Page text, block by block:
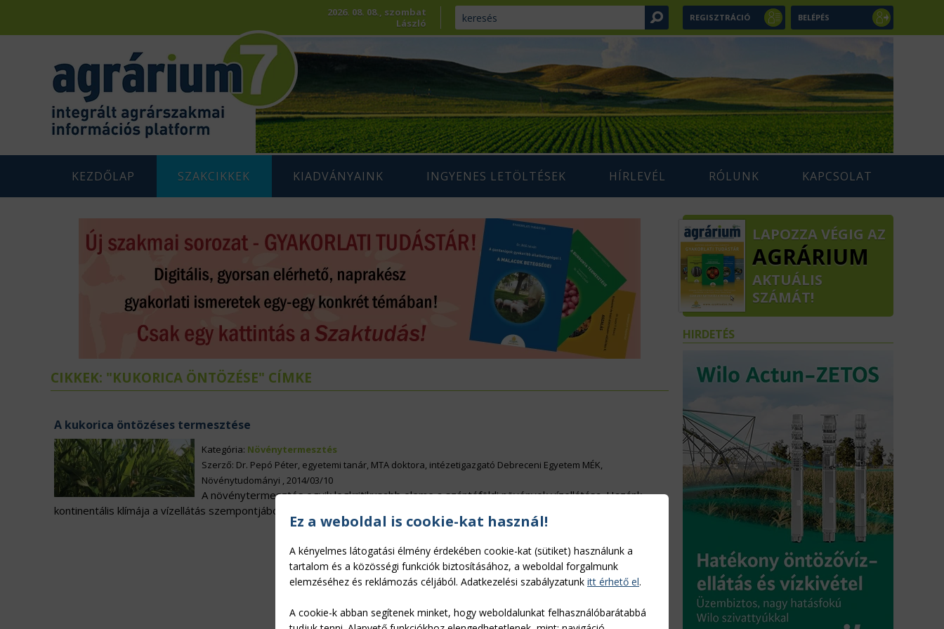
REGISZTRÁCIÓ BELÉPÉS
2026. 08. 08., szombat
László
KEZDŐLAP SZAKCIKKEK
AGRÁRENERGETIKA
AGRÁRGAZDASÁG
GÉPESÍTÉS
AGRÁRTÁMOGATÁSOK KAMARA
ÁLLATTENYÉSZTÉS NÖVÉNYTERMESZTÉS
ÉLELMISZERIPAR NÖVÉNYVÉDELEM
EURÓPAI UNIÓ VIDÉKFEJLESZTÉS
KIADVÁNYAINK
AGRÁRIUM SZAKLAP
AGRÁR SZAKKÖNYVEK
INGYENES LETÖLTÉSEK
AGRÁRIUM MAGAZIN ARCHÍVUM
SZAKMAI TANULMÁNYOK
HÍRLEVÉL RÓLUNK KAPCSOLAT
CIKKEK: "KUKORICA ÖNTÖZÉSE" CÍMKE
A kukorica öntözéses termesztése
Kategória: Növénytermesztés
Szerző: Dr. Pepó Péter, egyetemi tanár, MTA doktora, intézetigazgató Debreceni Egyetem MÉK,
Növénytudományi , 2014/03/10
A növénytermesztés egyik legkritikusabb eleme a szántóföldi növények vízellátása. Hazánk
kontinentális klímája a vízellátás szempontjából számos kockázati tényezőt rejt magában.
LAPOZZA VÉGIG AZ
AGRÁRIUM
AKTUÁLIS
SZÁMÁT!
HIRDETÉS
Ez a weboldal is cookie-kat használ!
A kényelmes látogatási élmény érdekében cookie-kat (sütiket) használunk a
tartalom és a közösségi funkciók biztosításához, a weboldal forgalmunk
elemzéséhez és reklámozás céljából. Adatkezelési szabályzatunk itt érhető el.
A cookie-k abban segítenek minket, hogy weboldalunkat felhasználóbarátabbá